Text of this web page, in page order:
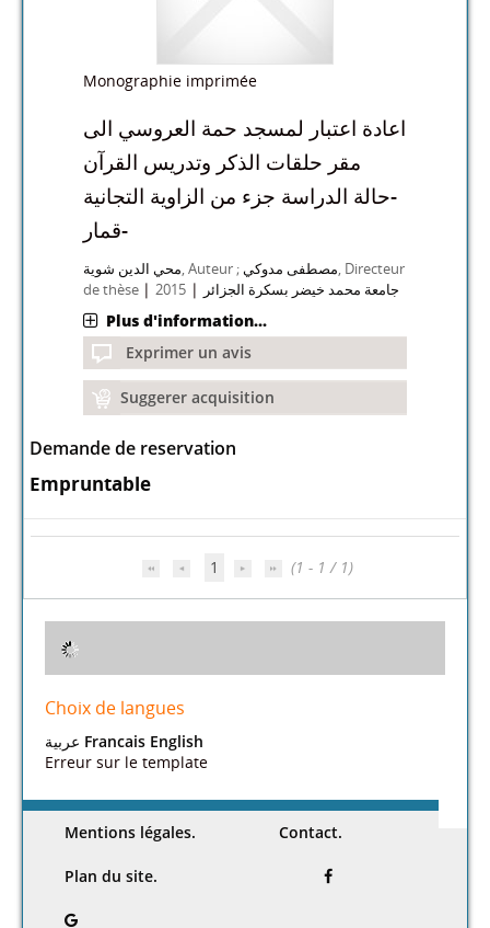
Monographie imprimée
اعادة اعتبار لمسجد حمة العروسي الى
مقر حلقات الذكر وتدريس القرآن
-حالة الدراسة جزء من الزاوية التجانية
-قمار
محي الدين شوية, Auteur ;مصطفى مدوكي, Directeur
de thèse | جامعة محمد خيضر بسكرة الجزائر |
2015
Plus d'information...
Exprimer un avis
Suggerer acquisition
Demande de reservation
Empruntable
1 (1 - 1 / 1)
Choix de langues
عربية Francais English
Erreur sur le template
Mentions légales. Contact.
Plan du site.